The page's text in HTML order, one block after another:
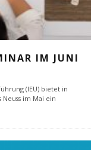
IM JUNI
(IEU) bietet in
im Mai ein